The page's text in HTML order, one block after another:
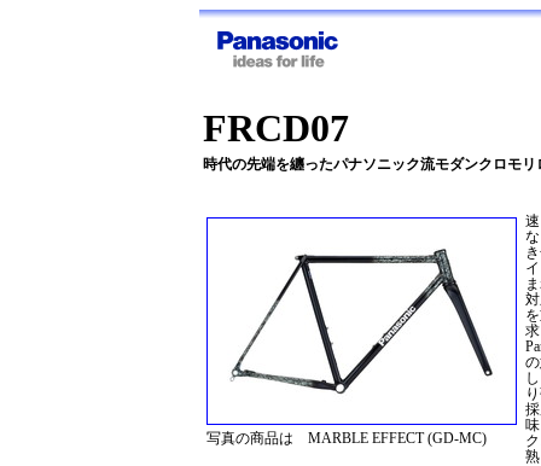
FRCD07
時代の先端を纏ったパナソニック流モダンクロモリ
写真の商品は MARBLE EFFECT (GD-MC)